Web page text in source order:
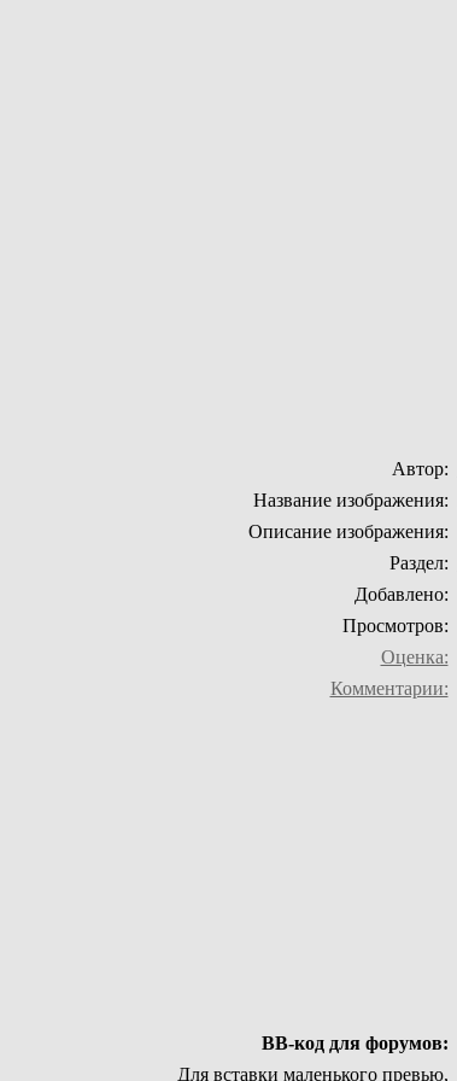
Автор:
Название изображения:
Описание изображения:
Раздел:
Добавлено:
Просмотров:
Оценка:
Комментарии:
BB-код для форумов:
Для вставки маленького превью,